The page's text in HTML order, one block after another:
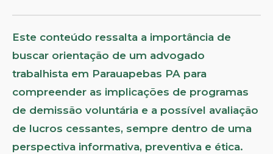
Este conteúdo ressalta a importância de
buscar orientação de um advogado
trabalhista em Parauapebas PA para
compreender as implicações de programas
de demissão voluntária e a possível avaliação
de lucros cessantes, sempre dentro de uma
perspectiva informativa, preventiva e ética.